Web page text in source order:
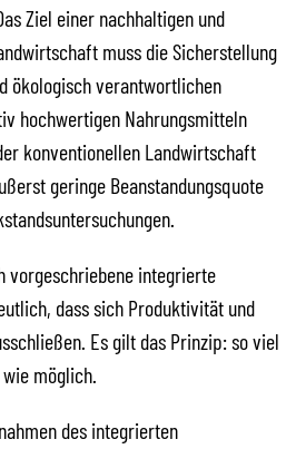
Ziel einer nachhaltigen und
muss die Sicherstellung
ökologisch verantwortlichen
hochwertigen Nahrungsmitteln
konventionellen Landwirtschaft
geringe Beanstandungsquote
vorgeschriebene integrierte
dass sich Produktivität und
Es gilt das Prinzip: so viel
möglich.
des integrierten